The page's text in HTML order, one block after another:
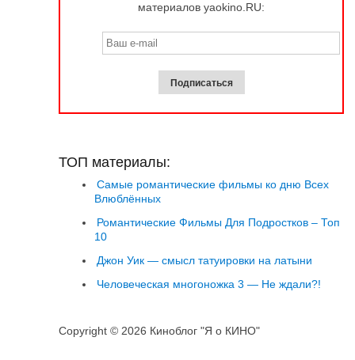
материалов yaokino.RU:
ТОП материалы:
Самые романтические фильмы ко дню Всех
Влюблённых
Романтические Фильмы Для Подростков – Топ
10
Джон Уик — смысл татуировки на латыни
Человеческая многоножка 3 — Не ждали?!
Copyright © 2026 Киноблог "Я о КИНО"